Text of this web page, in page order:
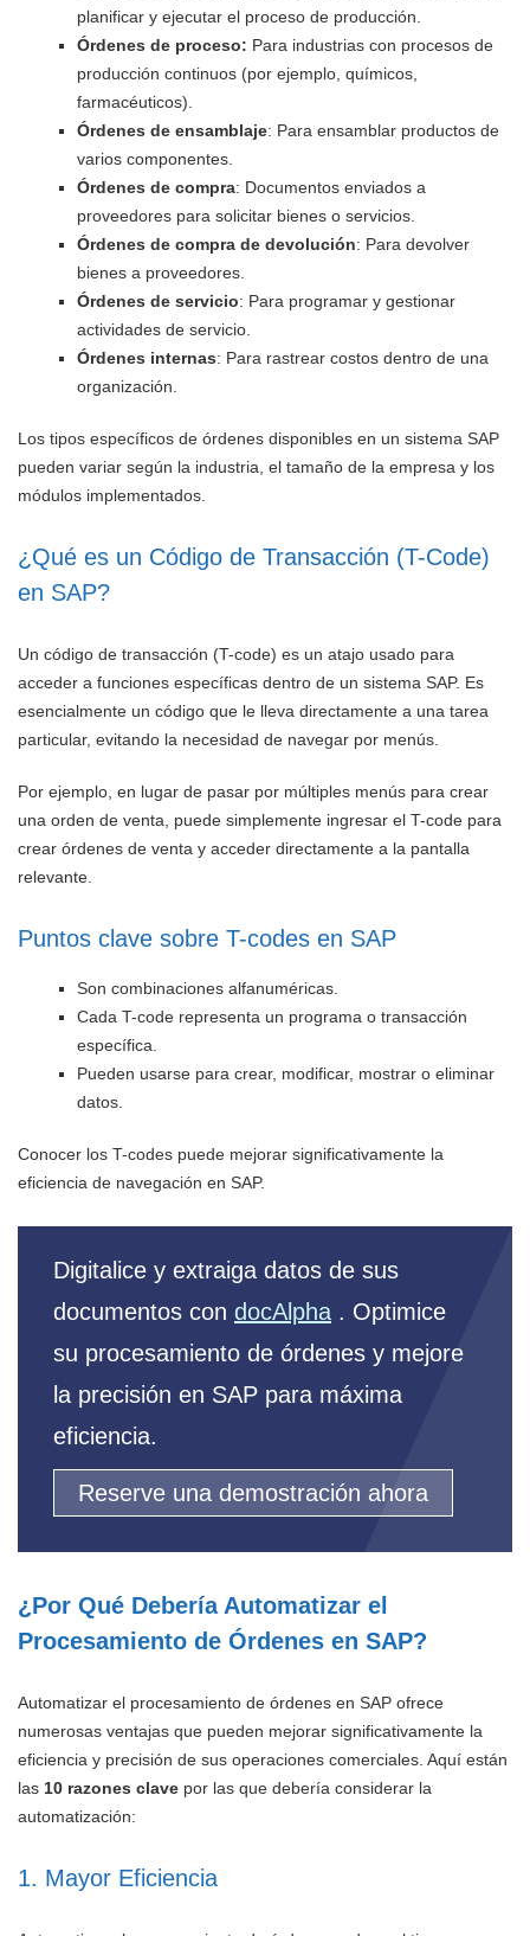
planificar y ejecutar el proceso de producción.
Órdenes de proceso: Para industrias con procesos de
producción continuos (por ejemplo, químicos,
farmacéuticos).
Órdenes de ensamblaje: Para ensamblar productos de
varios componentes.
Órdenes de compra: Documentos enviados a
proveedores para solicitar bienes o servicios.
Órdenes de compra de devolución: Para devolver
bienes a proveedores.
Órdenes de servicio: Para programar y gestionar
actividades de servicio.
Órdenes internas: Para rastrear costos dentro de una
organización.
Los tipos específicos de órdenes disponibles en un sistema SAP
pueden variar según la industria, el tamaño de la empresa y los
módulos implementados.
¿Qué es un Código de Transacción (T-Code)
en SAP?
Un código de transacción (T-code) es un atajo usado para
acceder a funciones específicas dentro de un sistema SAP. Es
esencialmente un código que le lleva directamente a una tarea
particular, evitando la necesidad de navegar por menús.
Por ejemplo, en lugar de pasar por múltiples menús para crear
una orden de venta, puede simplemente ingresar el T-code para
crear órdenes de venta y acceder directamente a la pantalla
relevante.
Puntos clave sobre T-codes en SAP
Son combinaciones alfanuméricas.
Cada T-code representa un programa o transacción
específica.
Pueden usarse para crear, modificar, mostrar o eliminar
datos.
Conocer los T-codes puede mejorar significativamente la
eficiencia de navegación en SAP.
Digitalice y extraiga datos de sus
documentos con docAlpha . Optimice
su procesamiento de órdenes y mejore
la precisión en SAP para máxima
eficiencia.
Reserve una demostración ahora
¿Por Qué Debería Automatizar el
Procesamiento de Órdenes en SAP?
Automatizar el procesamiento de órdenes en SAP ofrece
numerosas ventajas que pueden mejorar significativamente la
eficiencia y precisión de sus operaciones comerciales. Aquí están
las 10 razones clave por las que debería considerar la
automatización:
1. Mayor Eficiencia